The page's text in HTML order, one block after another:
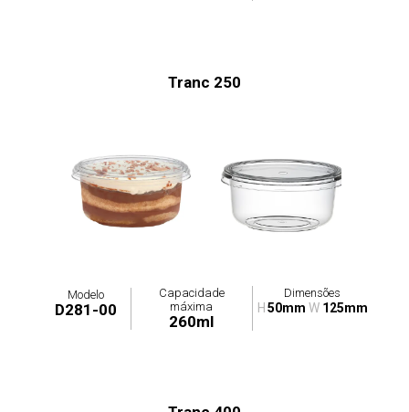
Tranc 250
Modelo
D281-00
Capacidade
máxima
260ml
Dimensões
H 50mm W 125mm